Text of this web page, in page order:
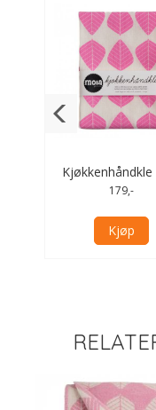
rosa
179,-
Kjøp